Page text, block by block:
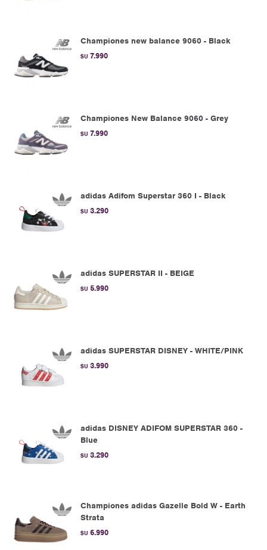
Championes new balance 9060 - Black
$U 7.990
Championes New Balance 9060 - Grey
$U 7.990
adidas Adifom Superstar 360 I - Black
$U 3.290
adidas SUPERSTAR II - BEIGE
$U 5.990
adidas SUPERSTAR DISNEY - WHITE/PINK
$U 3.990
adidas DISNEY ADIFOM SUPERSTAR 360 -
Blue
$U 3.290
Championes adidas Gazelle Bold W - Earth
Strata
$U 6.990